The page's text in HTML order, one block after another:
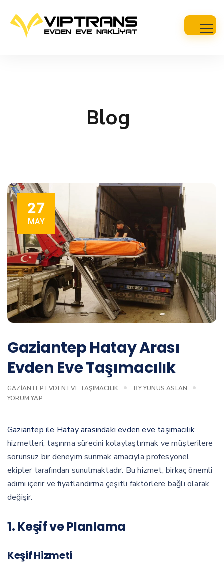
Blog
27
MAY
Gaziantep Hatay Arası
Evden Eve Taşımacılık
GAZIANTEP EVDEN EVE TAŞIMACILIK BYYUNUS ASLAN
YORUM YAP
Gaziantep ile Hatay arasındaki evden eve taşımacılık
hizmetleri, taşınma sürecini kolaylaştırmak ve müşterilere
sorunsuz bir deneyim sunmak amacıyla profesyonel
ekipler tarafından sunulmaktadır. Bu hizmet, birkaç önemli
adımı içerir ve fiyatlandırma çeşitli faktörlere bağlı olarak
değişir.
1. Keşif ve Planlama
Keşif Hizmeti